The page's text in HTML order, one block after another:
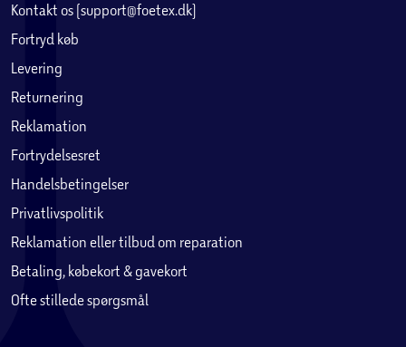
Kontakt os (support@foetex.dk)
Fortryd køb
Levering
Returnering
Reklamation
Fortrydelsesret
Handelsbetingelser
Privatlivspolitik
Reklamation eller tilbud om reparation
Betaling, købekort & gavekort
Ofte stillede spørgsmål